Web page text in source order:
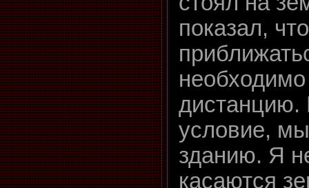
показал,
дистанцию.
условие,
зданию. Я
касаются